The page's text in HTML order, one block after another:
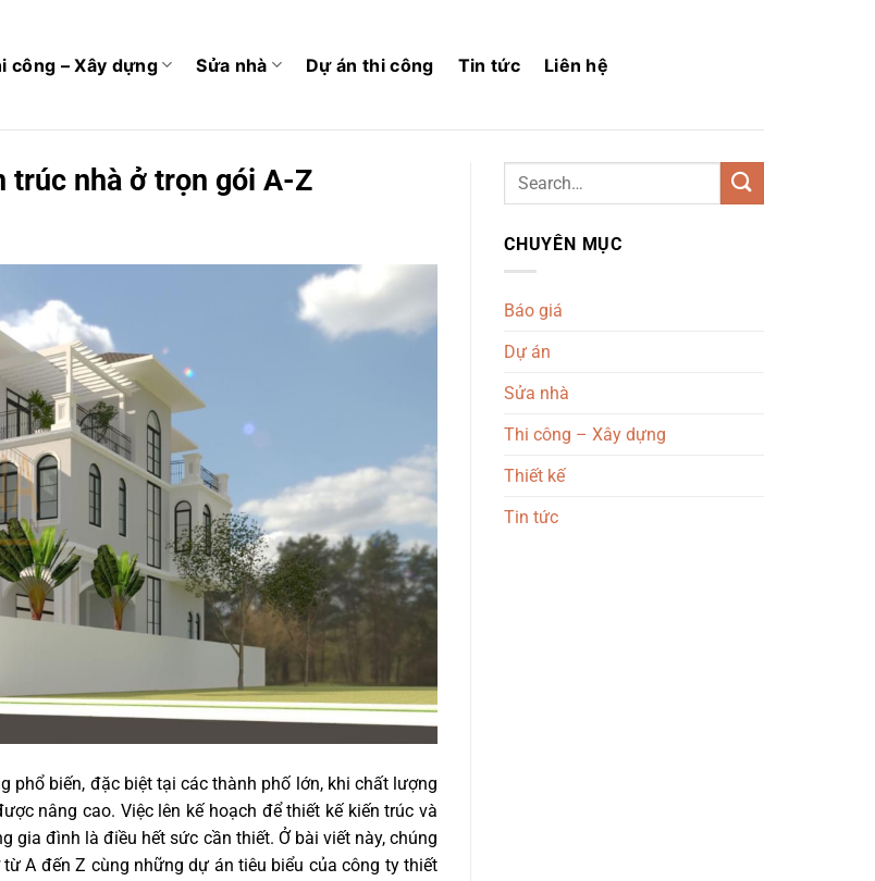
công – Xây dựng Sửa nhà Dự án thi công Tin tức Liên hệ
trúc nhà ở trọn gói A-Z
phổ biến, đặc biệt tại các thành phố lớn, khi chất lượng
nâng cao. Việc lên kế hoạch để thiết kế kiến trúc và
gia đình là điều hết sức cần thiết. Ở bài viết này, chúng
từ A đến Z cùng những dự án tiêu biểu của công ty thiết
CHUYÊN MỤC
Báo giá
Dự án
Sửa nhà
Thi công – Xây dựng
Thiết kế
Tin tức